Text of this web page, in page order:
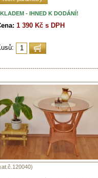
- IHNED K DODÁNÍ!
1 390 Kč s DPH